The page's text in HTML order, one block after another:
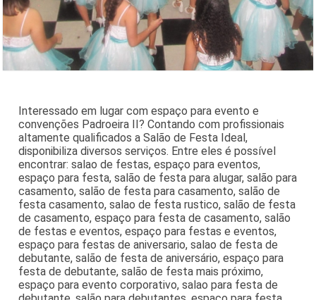
Interessado em lugar com espaço para evento e
convenções Padroeira II? Contando com profissionais
altamente qualificados a Salão de Festa Ideal,
disponibiliza diversos serviços. Entre eles é possível
encontrar: salao de festas, espaço para eventos,
espaço para festa, salão de festa para alugar, salão para
casamento, salão de festa para casamento, salão de
festa casamento, salao de festa rustico, salão de festa
de casamento, espaço para festa de casamento, salão
de festas e eventos, espaço para festas e eventos,
espaço para festas de aniversario, salao de festa de
debutante, salão de festa de aniversário, espaço para
festa de debutante, salão de festa mais próximo,
espaço para evento corporativo, salao para festa de